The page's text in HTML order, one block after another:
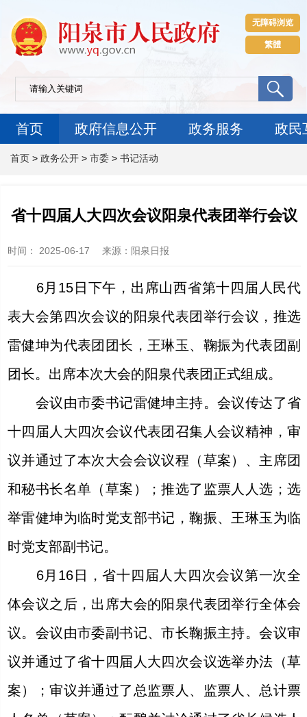
无障碍浏览
繁體
首页 政府信息公开 政务服务 政民
首页 > 政务公开 > 市委 > 书记活动
省十四届人大四次会议阳泉代表团举行会议
时间： 2025-06-17 来源 ：阳泉日报
6月15日下午，出席山西省第十四届人民代
表大会第四次会议的阳泉代表团举行会议，推选
雷健坤为代表团团长，王琳玉、鞠振为代表团副
团长。出席本次大会的阳泉代表团正式组成。
会议由市委书记雷健坤主持。会议传达了省
十四届人大四次会议代表团召集人会议精神，审
议并通过了本次大会会议议程（草案）、主席团
和秘书长名单（草案）；推选了监票人人选；选
举雷健坤为临时党支部书记，鞠振、王琳玉为临
时党支部副书记。
6月16日，省十四届人大四次会议第一次全
体会议之后，出席大会的阳泉代表团举行全体会
议。会议由市委副书记、市长鞠振主持。会议审
议并通过了省十四届人大四次会议选举办法（草
案）；审议并通过了总监票人、监票人、总计票